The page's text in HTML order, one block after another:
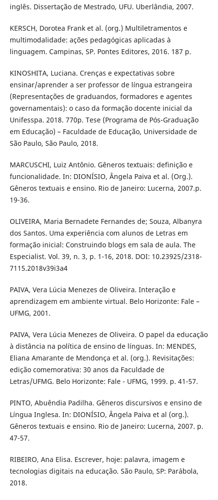
inglês. Dissertação de Mestrado, UFU. Uberlândia, 2007.
KERSCH, Dorotea Frank et al. (org.) Multiletramentos e
multimodalidade: ações pedagógicas aplicadas à
linguagem. Campinas, SP. Pontes Editores, 2016. 187 p.
KINOSHITA, Luciana. Crenças e expectativas sobre
ensinar/aprender a ser professor de língua estrangeira
(Representações de graduandos, formadores e agentes
governamentais): o caso da formação docente inicial da
Unifesspa. 2018. 770p. Tese (Programa de Pós-Graduação
em Educação) – Faculdade de Educação, Universidade de
São Paulo, São Paulo, 2018.
MARCUSCHI, Luiz Antônio. Gêneros textuais: definição e
funcionalidade. In: DIONÍSIO, Ângela Paiva et al. (Org.).
Gêneros textuais e ensino. Rio de Janeiro: Lucerna, 2007.p.
19-36.
OLIVEIRA, Maria Bernadete Fernandes de; Souza, Albanyra
dos Santos. Uma experiência com alunos de Letras em
formação inicial: Construindo blogs em sala de aula. The
Especialist. Vol. 39, n. 3, p. 1-16, 2018. DOI: 10.23925/2318-
7115.2018v39i3a4
PAIVA, Vera Lúcia Menezes de Oliveira. Interação e
aprendizagem em ambiente virtual. Belo Horizonte: Fale –
UFMG, 2001.
PAIVA, Vera Lúcia Menezes de Oliveira. O papel da educação
à distância na política de ensino de línguas. In: MENDES,
Eliana Amarante de Mendonça et al. (org.). Revisitações:
edição comemorativa: 30 anos da Faculdade de
Letras/UFMG. Belo Horizonte: Fale - UFMG, 1999. p. 41-57.
PINTO, Abuêndia Padilha. Gêneros discursivos e ensino de
Língua Inglesa. In: DIONÍSIO, Ângela Paiva et al (org.).
Gêneros textuais e ensino. Rio de Janeiro: Lucerna, 2007. p.
47-57.
RIBEIRO, Ana Elisa. Escrever, hoje: palavra, imagem e
tecnologias digitais na educação. São Paulo, SP: Parábola,
2018.